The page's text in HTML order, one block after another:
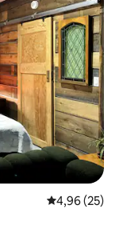
Просечна
4,96 (25)